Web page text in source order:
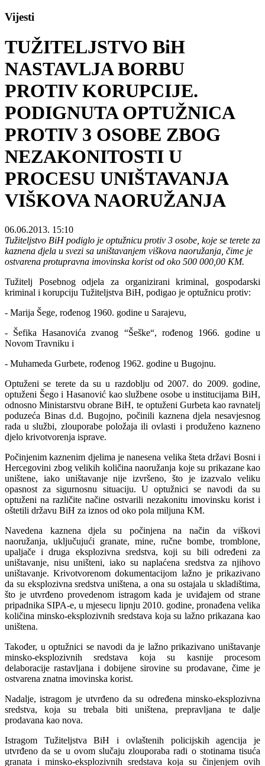
Vijesti
TUŽITELJSTVO BiH
NASTAVLJA BORBU
PROTIV KORUPCIJE.
PODIGNUTA OPTUŽNICA
PROTIV 3 OSOBE ZBOG
NEZAKONITOSTI U
PROCESU UNIŠTAVANJA
VIŠKOVA NAORUŽANJA
06.06.2013. 15:10
Tužiteljstvo BiH podiglo je optužnicu protiv 3 osobe, koje se terete za
kaznena djela u svezi sa uništavanjem viškova naoružanja, čime je
ostvarena protupravna imovinska korist od oko 500 000,00 KM.
Tužitelj Posebnog odjela za organizirani kriminal, gospodarski
kriminal i korupciju Tužiteljstva BiH, podigao je optužnicu protiv:
- Marija Šege, rođenog 1960. godine u Sarajevu,
- Šefika Hasanovića zvanog “Šeške“, rođenog 1966. godine u
Novom Travniku i
- Muhameda Gurbete, rođenog 1962. godine u Bugojnu.
Optuženi se terete da su u razdoblju od 2007. do 2009. godine,
optuženi Šego i Hasanović kao službene osobe u institucijama BiH,
odnosno Ministarstvu obrane BiH, te optuženi Gurbeta kao ravnatelj
poduzeća Binas d.d. Bugojno, počinili kaznena djela nesavjesnog
rada u službi, zlouporabe položaja ili ovlasti i produženo kazneno
djelo krivotvorenja isprave.
Počinjenim kaznenim djelima je nanesena velika šteta državi Bosni i
Hercegovini zbog velikih količina naoružanja koje su prikazane kao
uništene, iako uništavanje nije izvršeno, što je izazvalo veliku
opasnost za sigurnosnu situaciju. U optužnici se navodi da su
optuženi na različite načine ostvarili nezakonitu imovinsku korist i
oštetili državu BiH za iznos od oko pola miljuna KM.
Navedena kaznena djela su počinjena na način da viškovi
naoružanja, uključujući granate, mine, ručne bombe, tromblone,
upaljače i druga eksplozivna sredstva, koji su bili određeni za
uništavanje, nisu uništeni, iako su naplaćena sredstva za njihovo
uništavanje. Krivotvorenom dokumentacijom lažno je prikazivano
da su eksplozivna sredstva uništena, a ona su ostajala u skladištima,
što je utvrđeno provedenom istragom kada je uviđajem od strane
pripadnika SIPA-е, u mjesecu lipnju 2010. godine, pronađena velika
količina minsko-eksplozivnih sredstava koja su lažno prikazana kao
uništena.
Također, u optužnici se navodi da je lažno prikazivano uništavanje
minsko-eksplozivnih sredstava koja su kasnije procesom
delaboracije rastavljana i dobijene sirovine su prodavane, čime je
ostvarena znatna imovinska korist.
Nadalje, istragom je utvrđeno da su određena minsko-eksplozivna
sredstva, koja su trebala biti uništena, prepravljana te dalje
prodavana kao nova.
Istragom Tužiteljstva BiH i ovlaštenih policijskih agencija je
utvrđeno da se u ovom slučaju zlouporaba radi o stotinama tisuća
granata i minsko-eksplozivnih sredstava koja su činjenjem ovih